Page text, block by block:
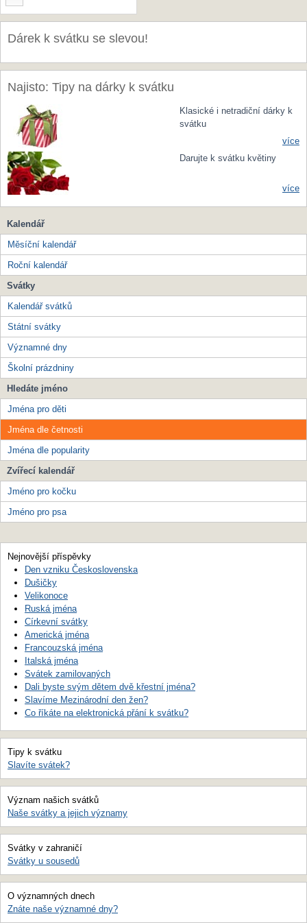
Dárek k svátku se slevou!
Najisto: Tipy na dárky k svátku
Klasické i netradiční dárky k
svátku
více
Darujte k svátku květiny
více
Kalendář
Měsíční kalendář
Roční kalendář
Svátky
Kalendář svátků
Státní svátky
Významné dny
Školní prázdniny
Hledáte jméno
Jména pro děti
Jména dle četnosti
Jména dle popularity
Zvířecí kalendář
Jméno pro kočku
Jméno pro psa
Nejnovější příspěvky
Den vzniku Československa
Dušičky
Velikonoce
Ruská jména
Církevní svátky
Americká jména
Francouzská jména
Italská jména
Svátek zamilovaných
Dali byste svým dětem dvě křestní jména?
Slavíme Mezinárodní den žen?
Co říkáte na elektronická přání k svátku?
Tipy k svátku
Slavíte svátek?
Význam našich svátků
Naše svátky a jejich významy
Svátky v zahraničí
Svátky u sousedů
O významných dnech
Znáte naše významné dny?